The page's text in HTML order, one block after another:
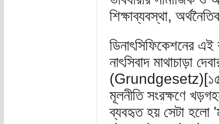
শিক্ষাব্যবস্থা,
ডিনাৎসিফিকেশনের এই
নাৎসিবাদ মাথাচাড়া
(Grundgesetz)[১৫]
মূলনীতি সংরক্ষণে
ব্যবহৃত হয় সেটা হলো